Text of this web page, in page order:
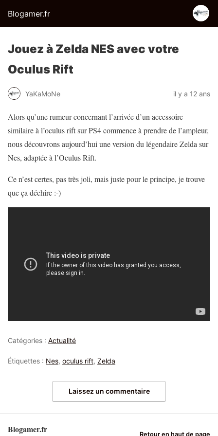
Blogamer.fr
Jouez à Zelda NES avec votre
Oculus Rift
YaKaMoNe il y a 12 ans
Alors qu’une rumeur concernant l’arrivée d’un accessoire
similaire à l’oculus rift sur PS4 commence à prendre de l’ampleur,
nous découvrons aujourd’hui une version du légendaire Zelda sur
Nes, adaptée à l’Oculus Rift.
Ce n’est certes, pas très joli, mais juste pour le principe, je trouve
que ça déchire :-)
Catégories : Actualité
Étiquettes : Nes, oculus rift, Zelda
Laissez un commentaire
Blogamer.fr Retour en haut de page